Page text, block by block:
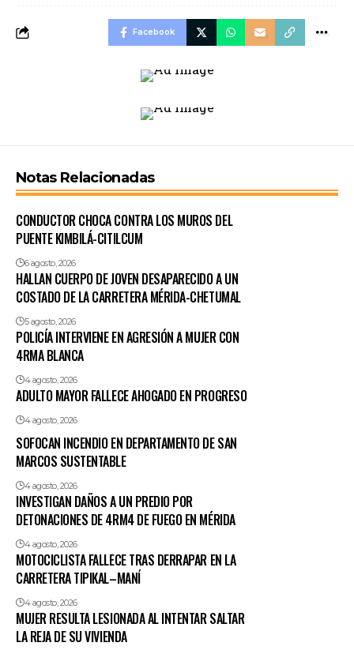
Facebook
Notas Relacionadas
CONDUCTOR CHOCA CONTRA LOS MUROS DEL
PUENTE KIMBILÁ-CITILCUM
6 agosto, 2026
HALLAN CUERPO DE JOVEN DESAPARECIDO A UN
COSTADO DE LA CARRETERA MÉRIDA-CHETUMAL
5 agosto, 2026
POLICÍA INTERVIENE EN AGRESIÓN A MUJER CON
4RMA BLANCA
4 agosto, 2026
ADULTO MAYOR FALLECE AHOGADO EN PROGRESO
4 agosto, 2026
SOFOCAN INCENDIO EN DEPARTAMENTO DE SAN
MARCOS SUSTENTABLE
4 agosto, 2026
INVESTIGAN DAÑOS A UN PREDIO POR
DETONACIONES DE 4RM4 DE FUEGO EN MÉRIDA
4 agosto, 2026
MOTOCICLISTA FALLECE TRAS DERRAPAR EN LA
CARRETERA TIPIKAL–MANÍ
4 agosto, 2026
MUJER RESULTA LESIONADA AL INTENTAR SALTAR
LA REJA DE SU VIVIENDA